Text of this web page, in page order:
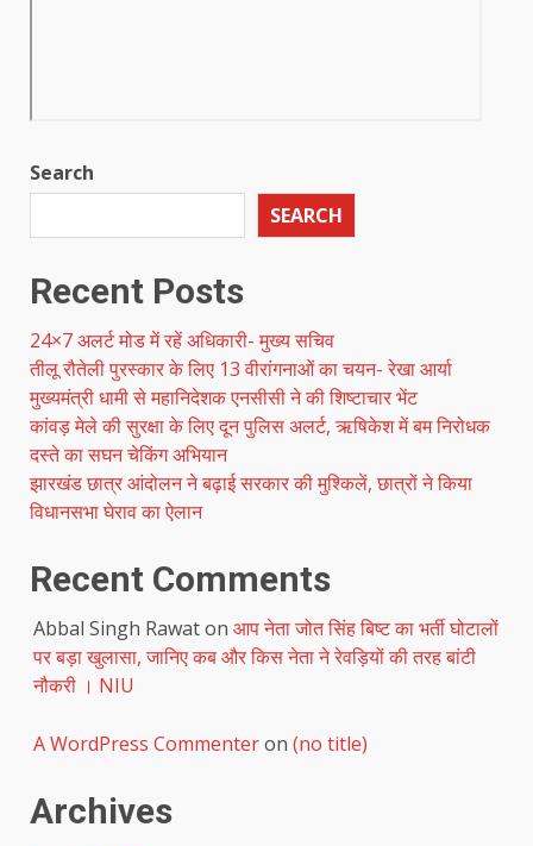
Search
SEARCH
Recent Posts
24×7 अलर्ट मोड में रहें अधिकारी- मुख्य सचिव
तीलू रौतेली पुरस्कार के लिए 13 वीरांगनाओं का चयन- रेखा आर्या
मुख्यमंत्री धामी से महानिदेशक एनसीसी ने की शिष्टाचार भेंट
कांवड़ मेले की सुरक्षा के लिए दून पुलिस अलर्ट, ऋषिकेश में बम निरोधक
दस्ते का सघन चेकिंग अभियान
झारखंड छात्र आंदोलन ने बढ़ाई सरकार की मुश्किलें, छात्रों ने किया
विधानसभा घेराव का ऐलान
Recent Comments
Abbal Singh Rawaton आप नेता जोत सिंह बिष्ट का भर्ती घोटालों
पर बड़ा खुलासा, जानिए कब और किस नेता ने रेवड़ियों की तरह बांटी
नौकरी । NIU
A WordPress Commenteron (no title)
Archives